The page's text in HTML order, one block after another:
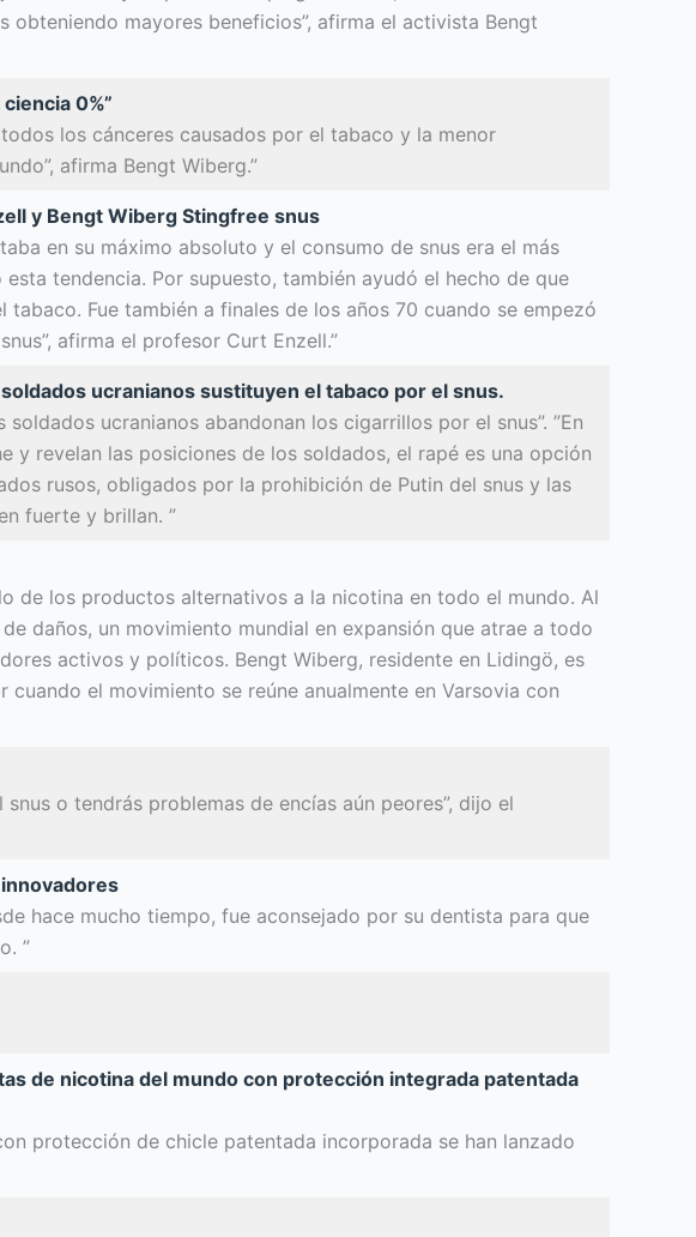
mayores beneficios”, afirma el activista Bengt
0%”
los cánceres causados por el tabaco y la menor
afirma Bengt Wiberg.”
y Bengt Wiberg Stingfree snus
en su máximo absoluto y el consumo de snus era el más
tendencia. Por supuesto, también ayudó el hecho de que
Fue también a finales de los años 70 cuando se empezó
afirma el profesor Curt Enzell.”
ucranianos sustituyen el tabaco por el snus.
ucranianos abandonan los cigarrillos por el snus”. ”En
y revelan las posiciones de los soldados, el rapé es una opción
rusos, obligados por la prohibición de Putin del snus y las
fuerte y brillan. ”
de los productos alternativos a la nicotina en todo el mundo. Al
daños, un movimiento mundial en expansión que atrae a todo
activos y políticos. Bengt Wiberg, residente en Lidingö, es
el movimiento se reúne anualmente en Varsovia con
o tendrás problemas de encías aún peores”, dijo el
hace mucho tiempo, fue aconsejado por su dentista para que
”
de nicotina del mundo con protección integrada patentada
protección de chicle patentada incorporada se han lanzado